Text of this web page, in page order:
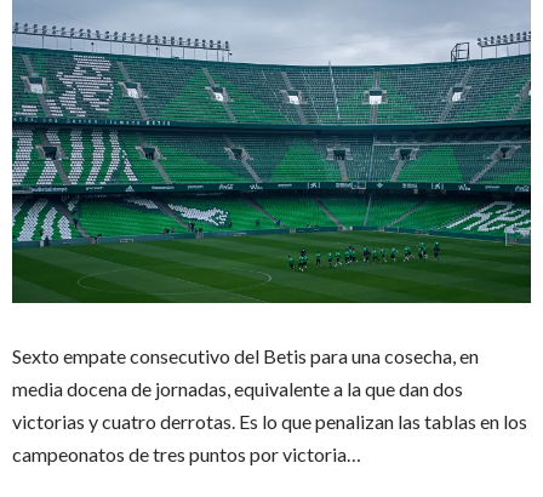
Sexto empate consecutivo del Betis para una cosecha, en
media docena de jornadas, equivalente a la que dan dos
victorias y cuatro derrotas. Es lo que penalizan las tablas en los
campeonatos de tres puntos por victoria…